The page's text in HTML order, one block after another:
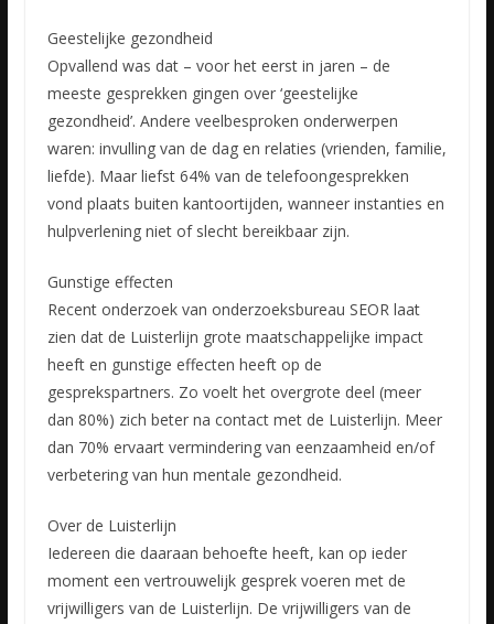
Geestelijke gezondheid
Opvallend was dat – voor het eerst in jaren – de
meeste gesprekken gingen over ‘geestelijke
gezondheid’. Andere veelbesproken onderwerpen
waren: invulling van de dag en relaties (vrienden, familie,
liefde). Maar liefst 64% van de telefoongesprekken
vond plaats buiten kantoortijden, wanneer instanties en
hulpverlening niet of slecht bereikbaar zijn.
Gunstige effecten
Recent onderzoek van onderzoeksbureau SEOR laat
zien dat de Luisterlijn grote maatschappelijke impact
heeft en gunstige effecten heeft op de
gesprekspartners. Zo voelt het overgrote deel (meer
dan 80%) zich beter na contact met de Luisterlijn. Meer
dan 70% ervaart vermindering van eenzaamheid en/of
verbetering van hun mentale gezondheid.
Over de Luisterlijn
Iedereen die daaraan behoefte heeft, kan op ieder
moment een vertrouwelijk gesprek voeren met de
vrijwilligers van de Luisterlijn. De vrijwilligers van de